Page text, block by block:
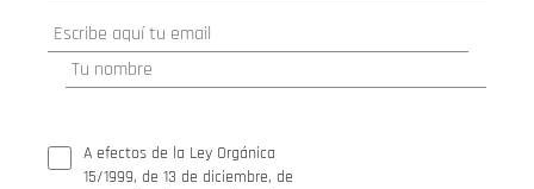
A efectos de la Ley Orgánica
15/1999, de 13 de diciembre, de